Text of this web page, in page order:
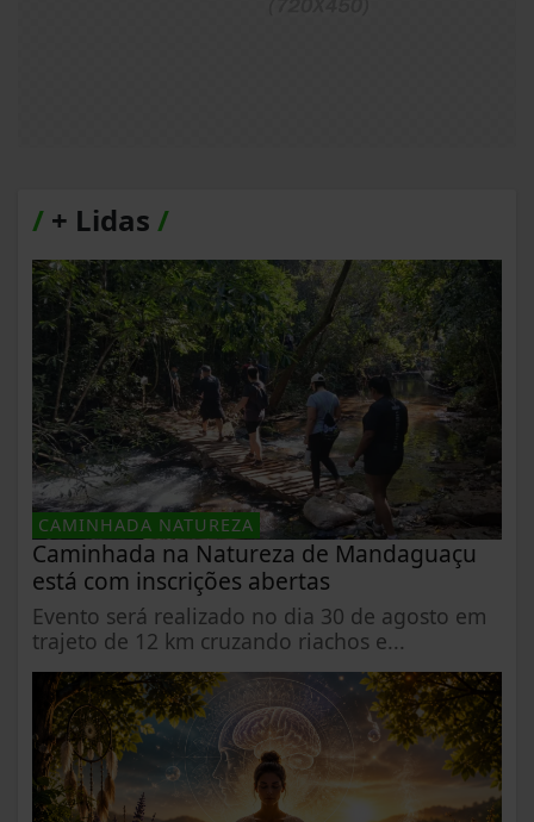
/ + Lidas /
CAMINHADA NATUREZA
Caminhada na Natureza de Mandaguaçu
está com inscrições abertas
Evento será realizado no dia 30 de agosto em
trajeto de 12 km cruzando riachos e...